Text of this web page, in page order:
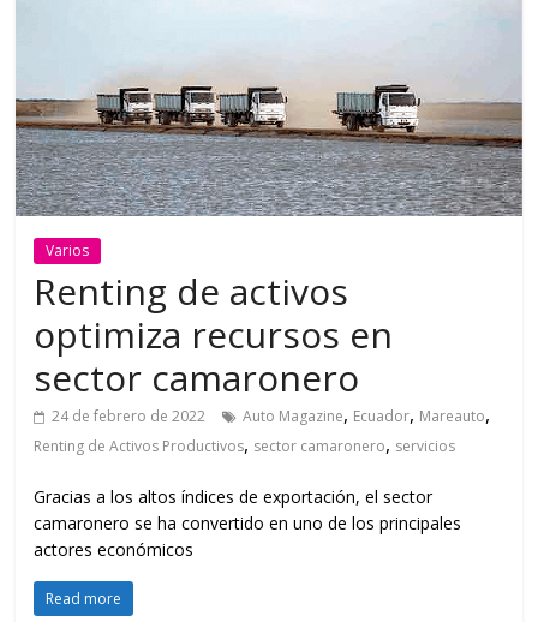
Varios
Renting de activos
optimiza recursos en
sector camaronero
24 de febrero de 2022 Auto Magazine, Ecuador, Mareauto,
Renting de Activos Productivos, sector camaronero, servicios
Gracias a los altos índices de exportación, el sector
camaronero se ha convertido en uno de los principales
actores económicos
Read more